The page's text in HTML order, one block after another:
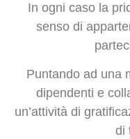
In ogni caso la
senso di
Puntando ad una
dipendenti e
un’attività di
di